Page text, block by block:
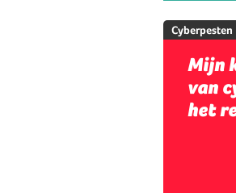
Cyberpesten
Mijn
van
het